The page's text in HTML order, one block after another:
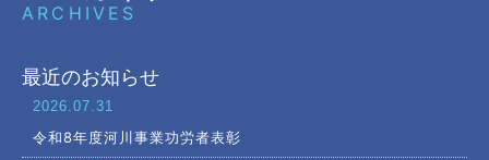
ARCHIVES
最近のお知らせ
2026.07.31
令和8年度河川事業功労者表彰